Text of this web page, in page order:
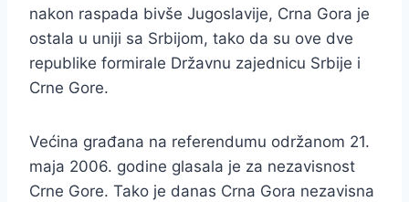
nakon raspada bivše Jugoslavije, Crna Gora je
ostala u uniji sa Srbijom, tako da su ove dve
republike formirale Državnu zajednicu Srbije i
Crne Gore.
Većina građana na referendumu održanom 21.
maja 2006. godine glasala je za nezavisnost
Crne Gore. Tako je danas Crna Gora nezavisna